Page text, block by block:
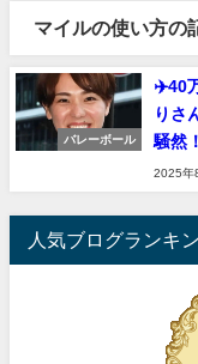
マイルの使い方の
バレーボール
✈️40
りさ
騒然！
2025年
人気ブログランキ